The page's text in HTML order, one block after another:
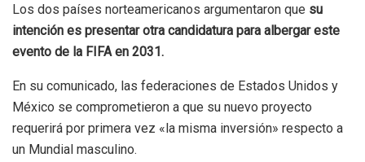
Los dos países norteamericanos argumentaron que su
intención es presentar otra candidatura para albergar este
evento de la FIFA en 2031.
En su comunicado, las federaciones de Estados Unidos y
México se comprometieron a que su nuevo proyecto
requerirá por primera vez «la misma inversión» respecto a
un Mundial masculino.